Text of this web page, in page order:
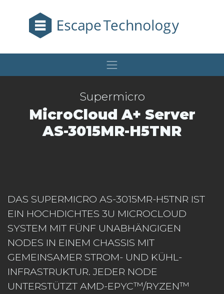
Supermicro
MicroCloud A+ Server
AS-3015MR-H5TNR
DAS SUPERMICRO AS-3015MR-H5TNR IST
EIN HOCHDICHTES 3U MICROCLOUD
SYSTEM MIT FÜNF UNABHÄNGIGEN
NODES IN EINEM CHASSIS MIT
GEMEINSAMER STROM- UND KÜHL-
INFRASTRUKTUR. JEDER NODE
UNTERSTÜTZT AMD-EPYC™/RYZEN™